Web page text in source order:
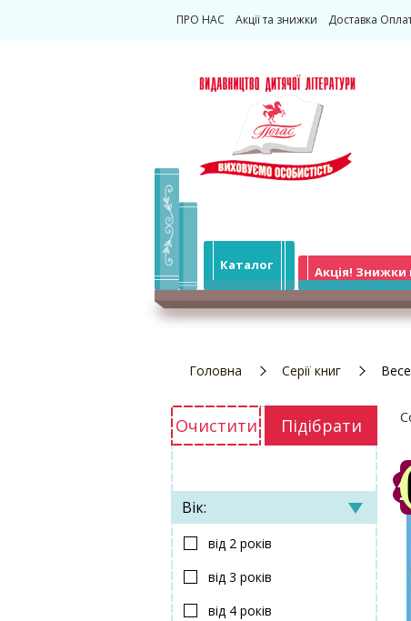
ПРО НАС Акції та знижки Доставка
Каталог Акція! Знижки
Головна Серії книг
Очистити Підібрати
Вік:
від 2 років
від 3 років
від 4 років